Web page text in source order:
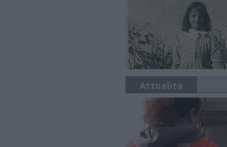
Attualità